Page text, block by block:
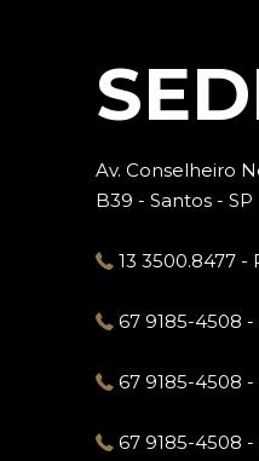
Av. Conselheiro
B39 - Santos - SP
13 3500.8477 -
‎67 9185-4508
67 9185-4508
67 9185-4508